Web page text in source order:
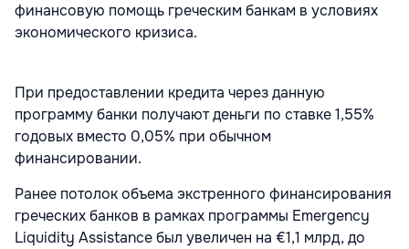
финансовую помощь греческим банкам в условиях
экономического кризиса.
При предоставлении кредита через данную
программу банки получают деньги по ставке 1,55%
годовых вместо 0,05% при обычном
финансировании.
Ранее потолок объема экстренного финансирования
греческих банков в рамках программы Emergency
Liquidity Assistance был увеличен на €1,1 млрд, до